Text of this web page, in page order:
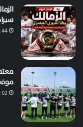
6:44 م21
8:02 ص19